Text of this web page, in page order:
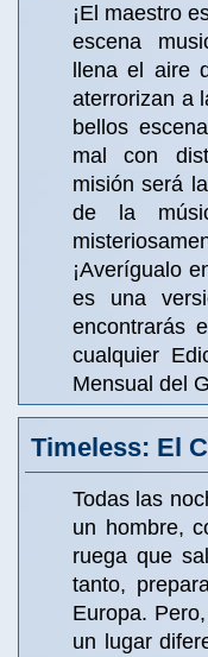
¡El maestro
escena
llena el aire
aterrorizan a
bellos
mal con
misión será
de la
¡Averígualo
es una
encontrarás
cualquier
Mensual del
Timeless: El
Todas las
un hombre,
ruega que
tanto,
Europa.
un lugar